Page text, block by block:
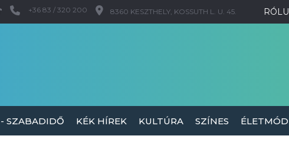
+36 83 / 320 200 8360 KESZTHELY, KOSSUTH L. U. 45.
SZABADIDŐ KÉK HÍREK KULTÚRA SZÍNES